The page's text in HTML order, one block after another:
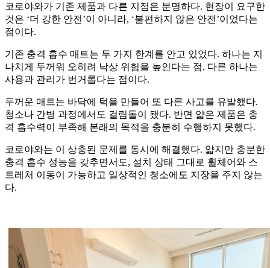
코로야와가 기존 제품과 다른 지점은 분명하다. 현장이 요구한
것은 ‘더 강한 안전’이 아니라, ‘불편하지 않은 안전’이었다는
점이다.
기존 충격 흡수 매트는 두 가지 한계를 안고 있었다. 하나는 지
나치게 두꺼워 오히려 낙상 위험을 높인다는 점, 다른 하나는
사용과 관리가 번거롭다는 점이다.
두꺼운 매트는 바닥에 턱을 만들어 또 다른 사고를 유발했다.
청소나 간병 과정에서도 걸림돌이 됐다. 반면 얇은 제품은 충
격 흡수력이 부족해 본래의 목적을 충분히 수행하지 못했다.
코로야와는 이 상충된 문제를 동시에 해결했다. 얇지만 충분한
충격 흡수 성능을 갖추면서도, 설치 상태 그대로 휠체어와 스
트레처 이동이 가능하고 일상적인 청소에도 지장을 주지 않는
다.